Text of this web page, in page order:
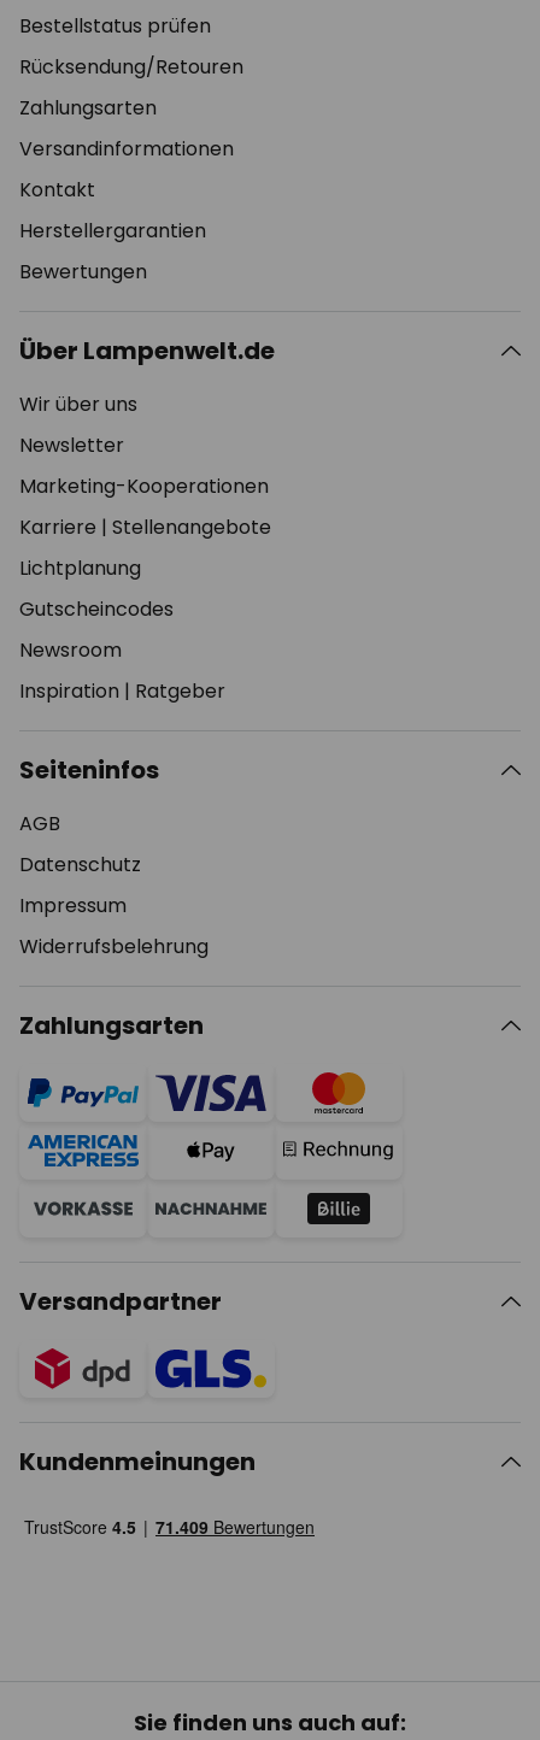
Bestellstatus prüfen
Rücksendung/Retouren
Zahlungsarten
Versandinformationen
Kontakt
Herstellergarantien
Bewertungen
Über Lampenwelt.de
Wir über uns
Newsletter
Marketing-Kooperationen
Karriere | Stellenangebote
Lichtplanung
Gutscheincodes
Newsroom
Inspiration | Ratgeber
Seiteninfos
AGB
Datenschutz
Impressum
Widerrufsbelehrung
Zahlungsarten
Versandpartner
Kundenmeinungen
Sie finden uns auch auf: